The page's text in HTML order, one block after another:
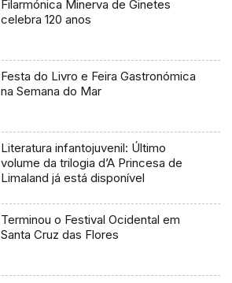
Filarmónica Minerva de Ginetes
celebra 120 anos
Festa do Livro e Feira Gastronómica
na Semana do Mar
Literatura infantojuvenil: Último
volume da trilogia d’A Princesa de
Limaland já está disponível
Terminou o Festival Ocidental em
Santa Cruz das Flores